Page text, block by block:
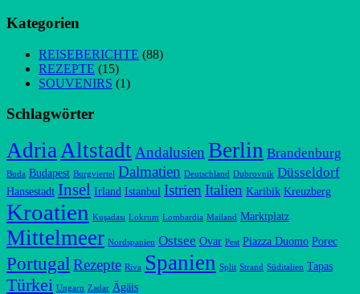
Kategorien
REISEBERICHTE (88)
REZEPTE (15)
SOUVENIRS (1)
Schlagwörter
Adria Altstadt Andalusien Berlin Brandenburg
Buda Budapest Burgviertel Dalmatien Deutschland Dubrovnik Düsseldorf
Hansestadt Insel Irland Istanbul Istrien Italien Karibik Kreuzberg
Kroatien Kuşadası Lokrum Lombardia Mailand Marktplatz
Mittelmeer Nordspanien Ostsee Ovar Pest Piazza Duomo Porec
Portugal Rezepte Riva Spanien Split Strand Süditalien Tapas
Türkei Ungarn Zadar Ägäis